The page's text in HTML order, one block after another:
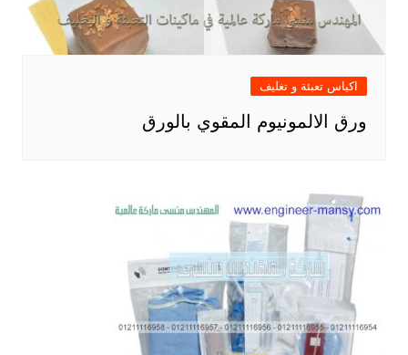
اكياس تعبئة و تغليف
ورق الالمونيوم المقوي بالورق